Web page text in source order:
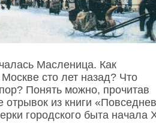
Масленица. Как
сто лет назад? Что
Понять можно, прочитав
отрывок из книги
городского быта начала